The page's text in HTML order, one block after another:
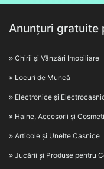
Anunțuri gratuite
Chirii și Vânzări Imobiliare
Locuri de Muncă
Electronice și
Haine, Accesorii și
Articole și Unelte Casnice
Jucării și Produse pentru